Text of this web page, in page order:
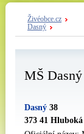
Živéobce.cz
Dasný
MŠ Dasný
Dasný 38
373 41